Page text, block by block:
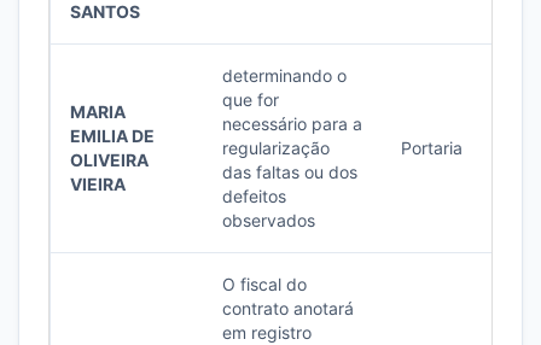
SANTOS
MARIA
EMILIA DE
OLIVEIRA
VIEIRA
determinando o
que for
necessário para a
regularização
das faltas ou dos
defeitos
observados
Portaria
O fiscal do
contrato anotará
em registro